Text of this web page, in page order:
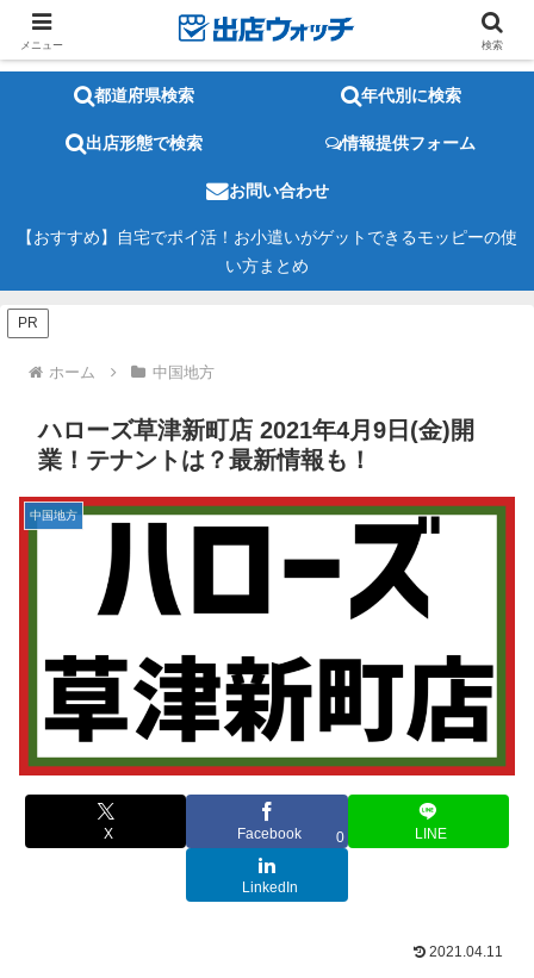
都道府県検索 年代別に検索
出店形態で検索 情報提供フォーム
お問い合わせ
【おすすめ】自宅でポイ活！お小遣いがゲットできるモッピーの使
い方まとめ
PR
ホーム 中国地方
ハローズ草津新町店 2021年4月9日(金)開
業！テナントは？最新情報も！
中国地方
X Facebook 0 LINE
LinkedIn
2021.04.11
メニュー 検索